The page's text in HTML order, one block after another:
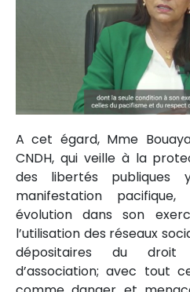
A cet égard, Mme
CNDH, qui veille à la
des libertés
manifestation
évolution dans son
l’utilisation des réseaux
dépositaires du droit
d’association; avec tout